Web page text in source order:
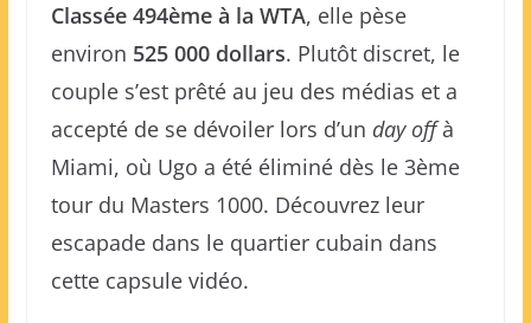
Classée 494ème à la WTA, elle pèse
environ 525 000 dollars. Plutôt discret, le
couple s’est prêté au jeu des médias et a
accepté de se dévoiler lors d’un day offà
Miami, où Ugo a été éliminé dès le 3ème
tour du Masters 1000. Découvrez leur
escapade dans le quartier cubain dans
cette capsule vidéo.